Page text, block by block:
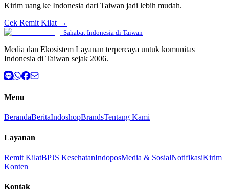
Kirim uang ke Indonesia dari Taiwan jadi lebih mudah.
Cek Remit Kilat →
Sahabat Indonesia di Taiwan
Media dan Ekosistem Layanan terpercaya untuk komunitas
Indonesia di Taiwan sejak 2006.
Menu
BerandaBeritaIndoshopBrandsTentang Kami
Layanan
Remit KilatBPJS KesehatanIndoposMedia & SosialNotifikasiKirim
Konten
Kontak